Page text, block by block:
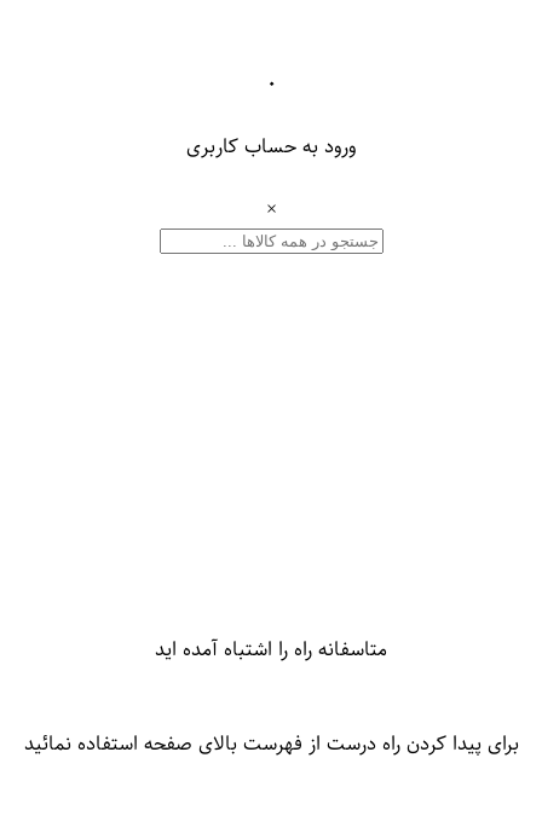
۰
ورود به حساب کاربری
×
متاسفانه راه را اشتباه آمده اید
برای پیدا کردن راه درست از فهرست بالای صفحه استفاده نمائید